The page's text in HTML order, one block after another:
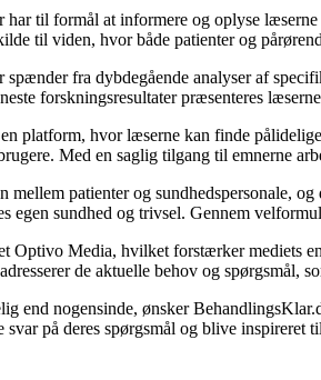
til formål at informere og oplyse
til viden, hvor både patienter og
fra dybdegående analyser af
forskningsresultater præsenteres
platform, hvor læserne kan finde
Med en saglig tilgang til emnerne
mellem patienter og sundhedspersonale,
egen sundhed og trivsel. Gennem
Optivo Media, hvilket forstærker mediets
de aktuelle behov og spørgsmål,
end nogensinde, ønsker
på deres spørgsmål og blive inspireret